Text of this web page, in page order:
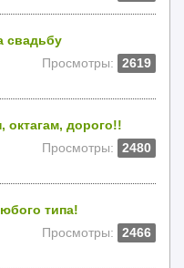
свадьбу
Просмотры:
2619
октагам, дорого!!
Просмотры:
2480
типа!
Просмотры:
2466